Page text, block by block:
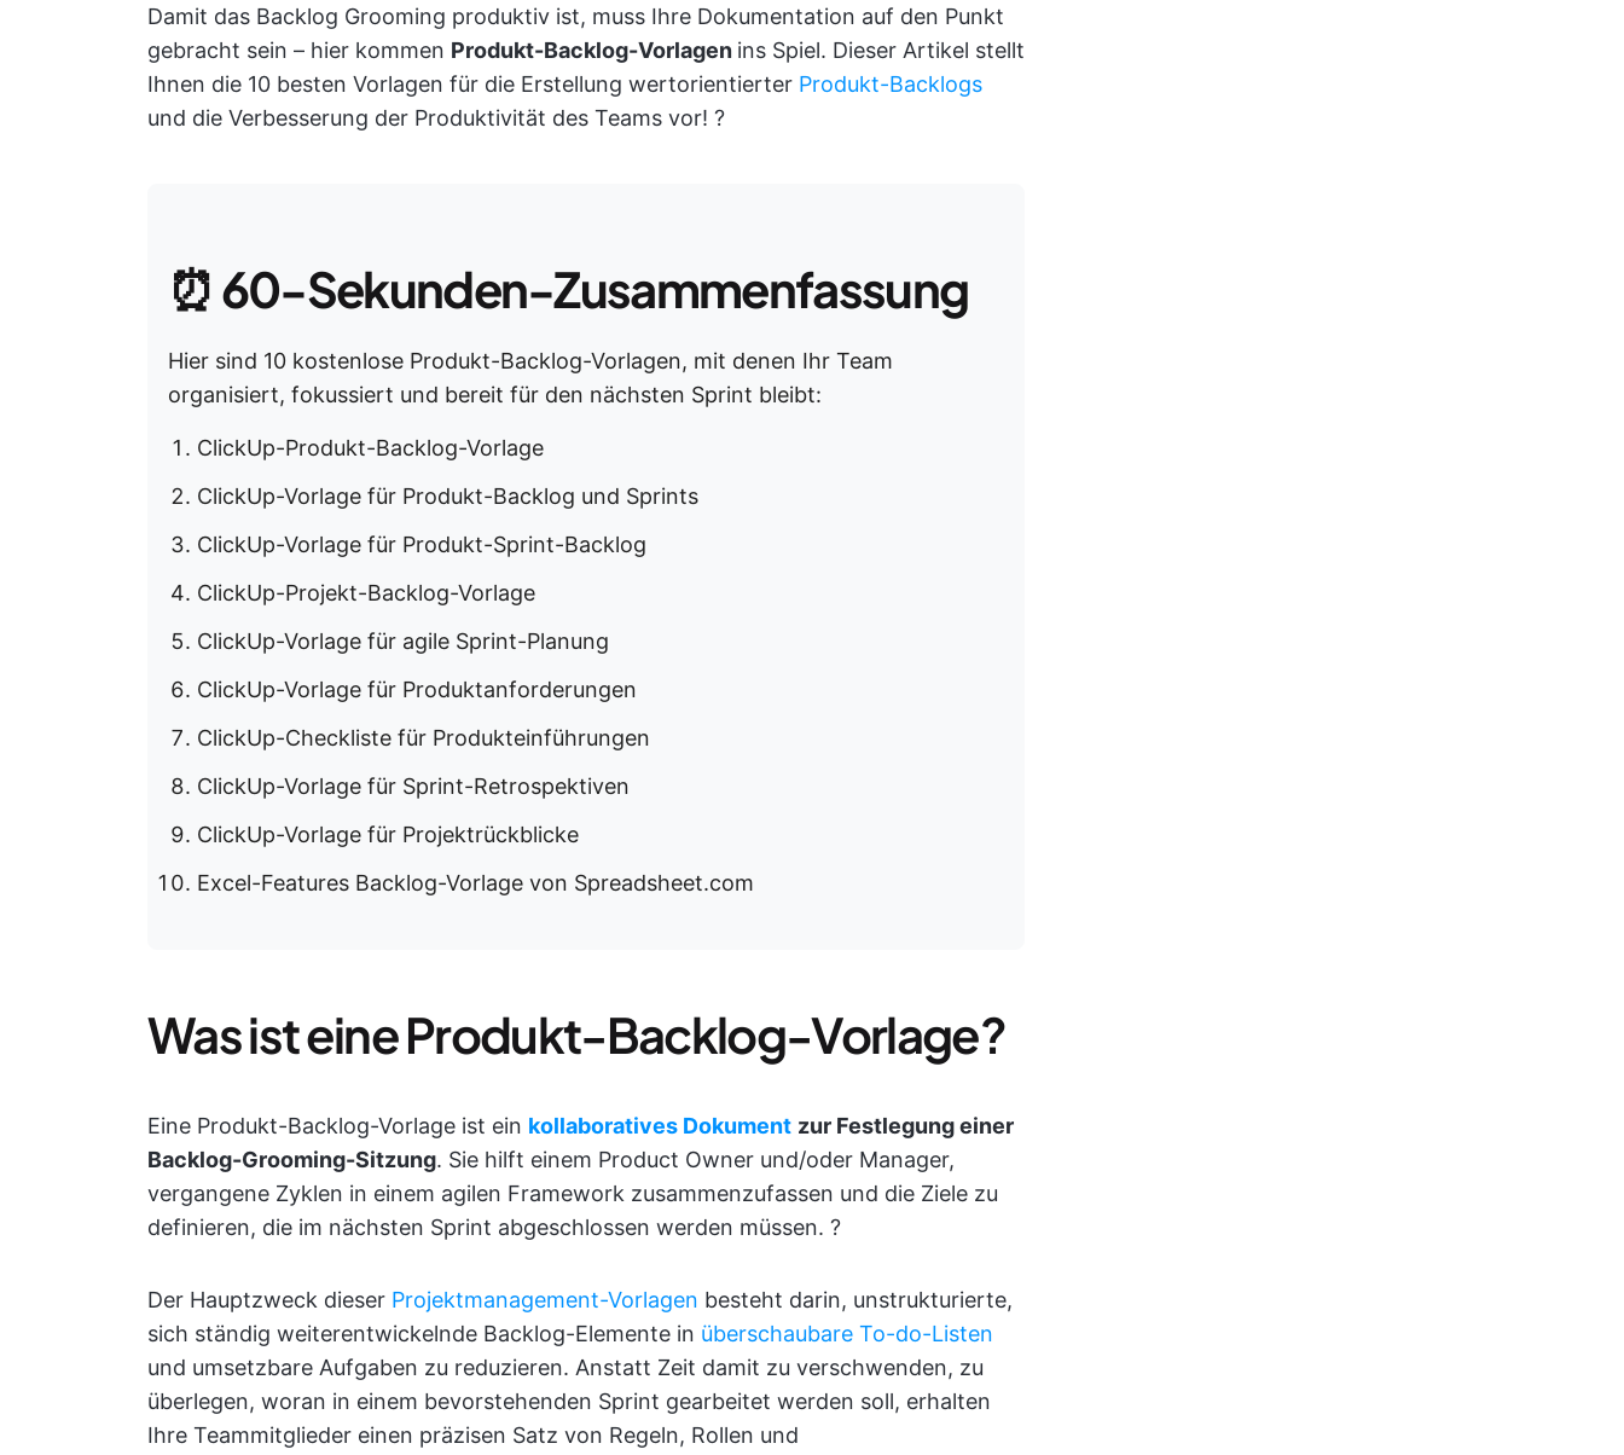
Damit das Backlog Grooming produktiv ist, muss Ihre Dokumentation auf den Punkt
gebracht sein – hier kommen Produkt-Backlog-Vorlagen ins Spiel. Dieser Artikel stellt
Ihnen die 10 besten Vorlagen für die Erstellung wertorientierter Produkt-Backlogs
und die Verbesserung der Produktivität des Teams vor! ?
⏰60-Sekunden-Zusammenfassung
Hier sind 10 kostenlose Produkt-Backlog-Vorlagen, mit denen Ihr Team
organisiert, fokussiert und bereit für den nächsten Sprint bleibt:
ClickUp-Produkt-Backlog-Vorlage
ClickUp-Vorlage für Produkt-Backlog und Sprints
ClickUp-Vorlage für Produkt-Sprint-Backlog
ClickUp-Projekt-Backlog-Vorlage
ClickUp-Vorlage für agile Sprint-Planung
ClickUp-Vorlage für Produktanforderungen
ClickUp-Checkliste für Produkteinführungen
ClickUp-Vorlage für Sprint-Retrospektiven
ClickUp-Vorlage für Projektrückblicke
Excel-Features Backlog-Vorlage von Spreadsheet.com
Was ist eine Produkt-Backlog-Vorlage?
Eine Produkt-Backlog-Vorlage ist ein kollaboratives Dokument zur Festlegung einer
Backlog-Grooming-Sitzung. Sie hilft einem Product Owner und/oder Manager,
vergangene Zyklen in einem agilen Framework zusammenzufassen und die Ziele zu
definieren, die im nächsten Sprint abgeschlossen werden müssen. ?
Der Hauptzweck dieser Projektmanagement-Vorlagen besteht darin, unstrukturierte,
sich ständig weiterentwickelnde Backlog-Elemente in überschaubare To-do-Listen
und umsetzbare Aufgaben zu reduzieren. Anstatt Zeit damit zu verschwenden, zu
überlegen, woran in einem bevorstehenden Sprint gearbeitet werden soll, erhalten
Ihre Teammitglieder einen präzisen Satz von Regeln, Rollen und